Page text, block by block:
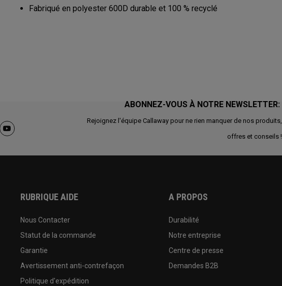
Fabriqué en polyester 600D durable et 100 % recyclé
ABONNEZ-VOUS À NOTRE NEWSLETTER:
Rejoignez l'équipe Callaway pour ne rien manquer de nos produits,
offres et conseils !
RUBRIQUE AIDE
Nous Contacter
Statut de la commande
Garantie
Avertissement anti-contrefaçon
Politique d'expédition
A PROPOS
Durabilité
Notre entreprise
Centre de presse
Demandes B2B